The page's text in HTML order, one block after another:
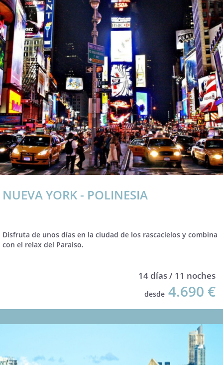
NUEVA YORK - POLINESIA
Disfruta de unos días en la ciudad de los rascacielos y combina
con el relax del Paraiso.
14 días / 11 noches
desde 4.690 €